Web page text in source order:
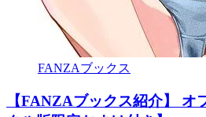
FANZAブックス
【FANZAブックス紹介】 オ